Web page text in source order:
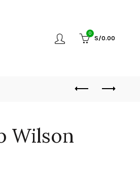
0
S/0.00
Wilson